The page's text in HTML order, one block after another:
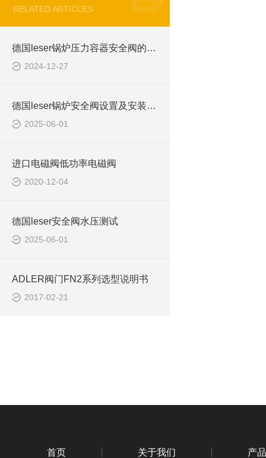
RELATED ARTICLES
德国leser锅炉压力容器安全阀的选购、安装及调试方面的要求
2024-12-27
德国leser锅炉安全阀设置及安装要求
2025-06-01
进口电磁阀低功率电磁阀
2020-12-04
德国leser安全阀水压测试
2025-06-01
ADLER阀门FN2系列选型说明书
2017-02-21
首页 关于我们 产